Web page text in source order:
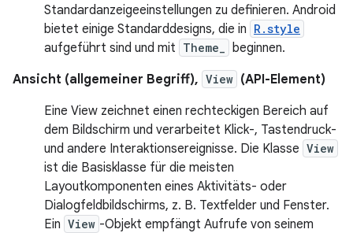
Standardanzeigeeinstellungen zu definieren. Android
bietet einige Standarddesigns, die in R.style
aufgeführt sind und mit Theme_
beginnen.
Ansicht (allgemeiner Begriff), View (API-Element)
Eine View zeichnet einen rechteckigen Bereich auf
dem Bildschirm und verarbeitet Klick-, Tastendruck-
und andere Interaktionsereignisse. Die Klasse View
ist die Basisklasse für die meisten
Layoutkomponenten eines Aktivitäts- oder
Dialogfeldbildschirms, z. B. Textfelder und Fenster.
Ein View -Objekt empfängt Aufrufe von seinem